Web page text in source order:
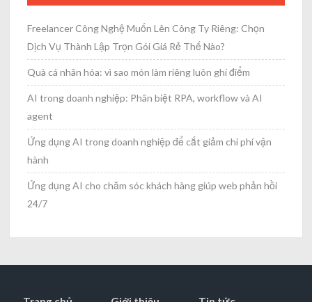
Freelancer Công Nghệ Muốn Lên Công Ty Riêng: Chọn
Dịch Vụ Thành Lập Trọn Gói Giá Rẻ Thế Nào?
Quà cá nhân hóa: vì sao món làm riêng luôn ghi điểm
AI trong doanh nghiệp: Phân biệt RPA, workflow và AI
agent
Ứng dụng AI trong doanh nghiệp để cắt giảm chi phí vận
hành
Ứng dụng AI cho chăm sóc khách hàng giúp web phản hồi
24/7